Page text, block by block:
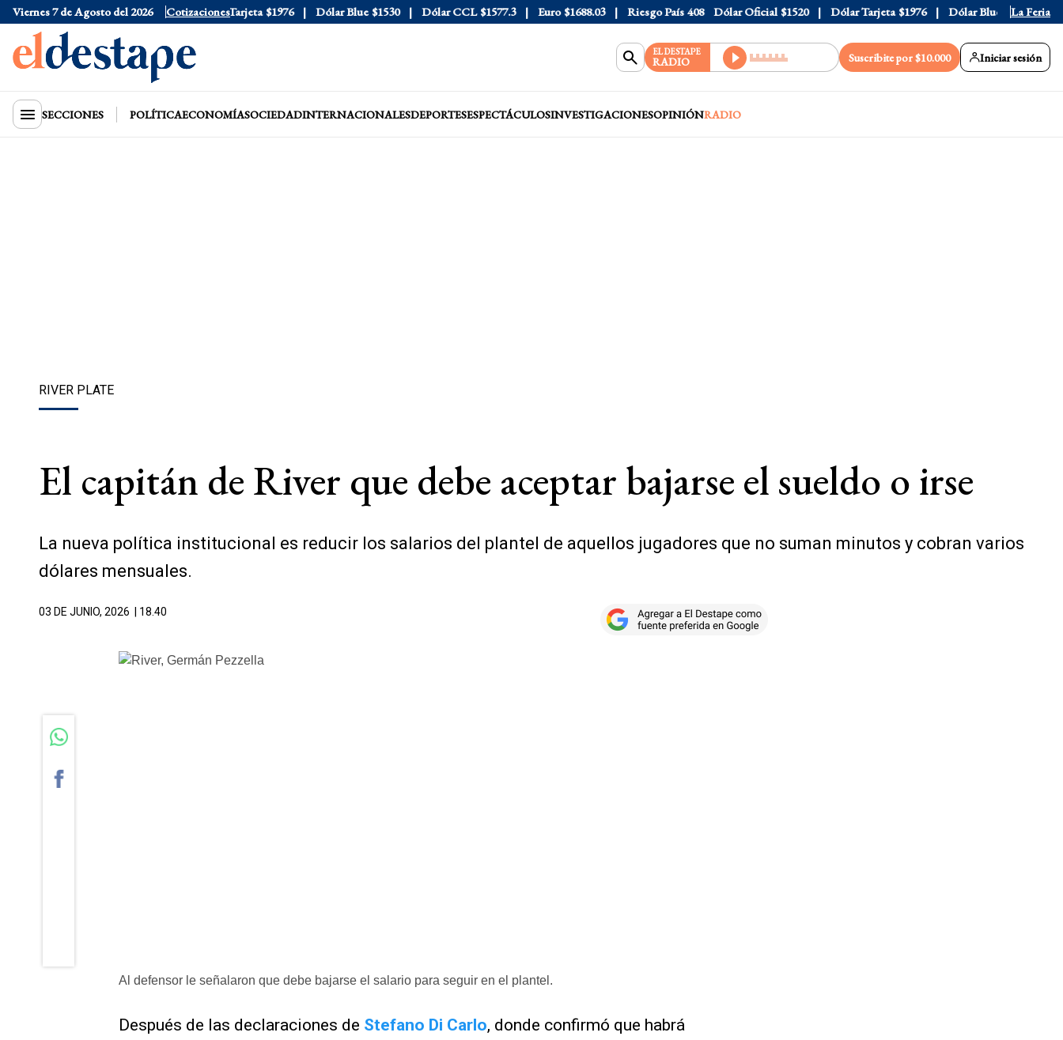
Viernes 7 de Agosto del 2026 Cotizaciones
Dólar Oficial $1520 Dólar Tarjeta $1976 Dólar Blue $1530 Dólar CCL $1577.3 Euro $1688.03 Riesgo País 408 Dólar Oficial $1520 Dólar Tarjeta $1976 Dólar Blue $1530La Feria
EL DESTAPE
RADIO Suscribite por $10.000 Iniciar sesión
SECCIONES POLÍTICAECONOMÍASOCIEDADINTERNACIONALESDEPORTESESPECTÁCULOSINVESTIGACIONESOPINIÓNRADIO
RIVER PLATE
El capitán de River que debe aceptar bajarse el sueldo o irse
La nueva política institucional es reducir los salarios del plantel de aquellos jugadores que no suman minutos y cobran varios
dólares mensuales.
03 DE JUNIO, 2026 | 18.40
Al defensor le señalaron que debe bajarse el salario para seguir en el plantel.
Después de las declaraciones de Stefano Di Carlo, donde confirmó que habrá